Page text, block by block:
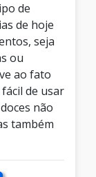
de
de hoje
seja
ou
ao fato
de usar
não
também